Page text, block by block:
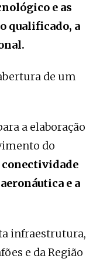
e as
qualificado, a
de um
a elaboração
do
e a
infraestrutura,
e da Região